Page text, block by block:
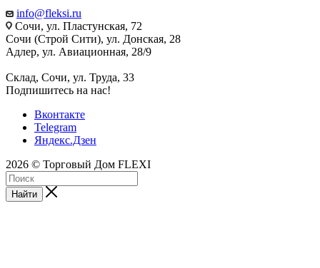
info@fleksi.ru
Сочи, ул. Пластунская, 72
Сочи (Строй Сити), ул. Донская, 28
Адлер, ул. Авиационная, 28/9
Склад, Сочи, ул. Труда, 33
Подпишитесь на нас!
Вконтакте
Telegram
Яндекс.Дзен
2026 © Торговый Дом FLEXI
Найти